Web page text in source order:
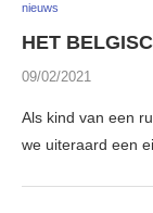
nieuws
HET
09/02/2021
Als kind van een
we uiteraard een